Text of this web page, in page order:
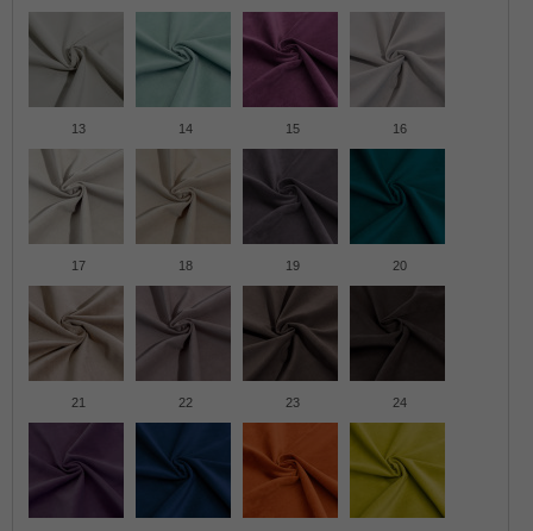
13 14 15 16
17 18 19 20
21 22 23 24